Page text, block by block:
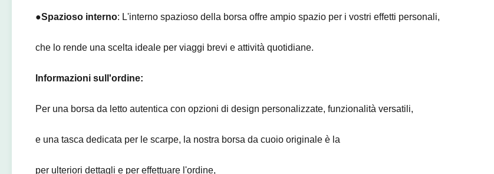
●Spazioso interno: L'interno spazioso della borsa offre ampio spazio per i vostri effetti personali,
che lo rende una scelta ideale per viaggi brevi e attività quotidiane.
Informazioni sull'ordine:
Per una borsa da letto autentica con opzioni di design personalizzate, funzionalità versatili,
e una tasca dedicata per le scarpe, la nostra borsa da cuoio originale è la
per ulteriori dettagli e per effettuare l'ordine,